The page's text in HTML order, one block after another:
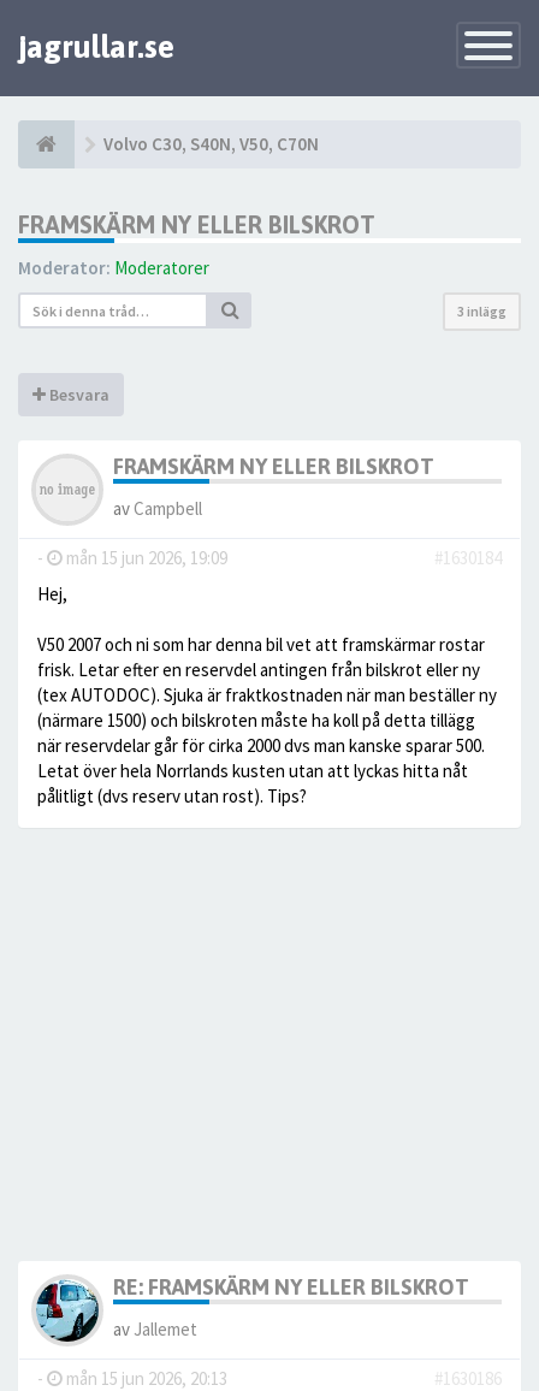
Toggle
jagrullar.se
Volvo C30, S40N, V50, C70N
FRAMSKÄRM NY ELLER BILSKROT
Moderator: Moderatorer
3 inlägg
Besvara
FRAMSKÄRM NY ELLER BILSKROT
avCampbell
- mån 15 jun 2026, 19:09
#1630184
Hej,
V50 2007 och ni som har denna bil vet att framskärmar rostar
frisk. Letar efter en reservdel antingen från bilskrot eller ny
(tex AUTODOC). Sjuka är fraktkostnaden när man beställer ny
(närmare 1500) och bilskroten måste ha koll på detta tillägg
när reservdelar går för cirka 2000 dvs man kanske sparar 500.
Letat över hela Norrlands kusten utan att lyckas hitta nåt
pålitligt (dvs reserv utan rost). Tips?
RE: FRAMSKÄRM NY ELLER BILSKROT
av Jallemet
- mån 15 jun 2026, 20:13
#1630186